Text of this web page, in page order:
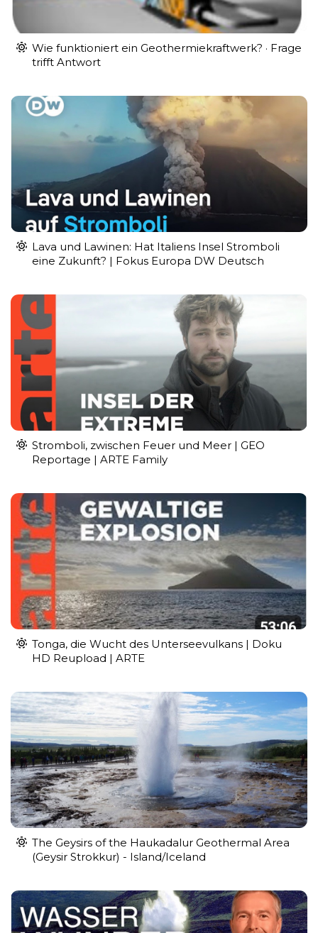
Wie funktioniert ein Geothermiekraftwerk? · Frage
trifft Antwort
Lava und Lawinen: Hat Italiens Insel Stromboli
eine Zukunft? | Fokus Europa DW Deutsch
Stromboli, zwischen Feuer und Meer | GEO
Reportage | ARTE Family
Tonga, die Wucht des Unterseevulkans | Doku
HD Reupload | ARTE
The Geysirs of the Haukadalur Geothermal Area
(Geysir Strokkur) - Island/Iceland